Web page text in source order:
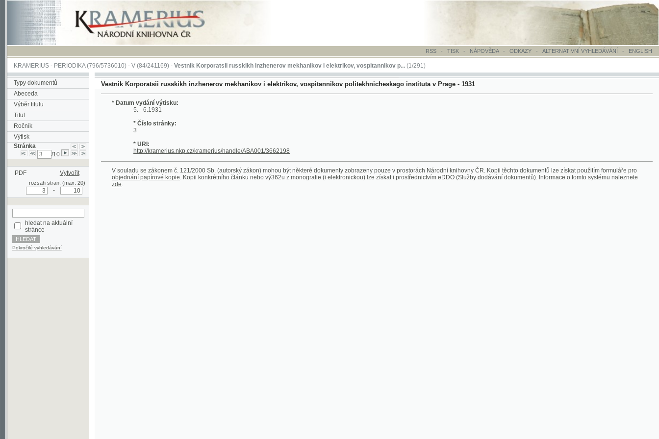
RSS - TISK-NÁPOVĚDA - ODKAZY - ALTERNATIVNÍ VYHLEDÁVÁNÍ- ENGLISH
KRAMERIUS-PERIODIKA(796/5736010) -V(84/241169) -Vestnik Korporatsii russkikh inzhenerov mekhanikov i elektrikov, vospitannikov p...(1/291)
Typy dokumentů
Abeceda
Výběr titulu
Titul
Ročník
Výtisk
Stránka
PDF Vytvořit
rozsah stran: (max. 20)
stránce
Pokročilé vyhledávání
Vestnik Korporatsii russkikh inzhenerov mekhanikov i elektrikov, vospitannikov politekhnicheskago instituta v Prage - 1931
* Datum vydání výtisku:
5. - 6.1931
* Číslo stránky:
* URI:
V souladu se zákonem č. 121/2000 Sb. (autorský zákon) mohou být některé dokumenty zobrazeny pouze v prostorách Národní knihovny ČR. Kopii těchto dokumentů lze získat použitím formuláře pro
objednání papírové kopie. Kopii konkrétního článku nebo vý362u z monografie (i elektronickou) lze získat i prostřednictvím eDDO (Služby dodávání dokumentů). Informace o tomto systému naleznete
.